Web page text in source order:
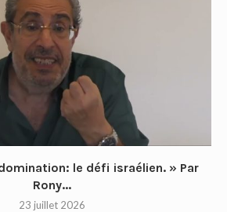
le défi israélien. » Par
Rony...
23 juillet 2026